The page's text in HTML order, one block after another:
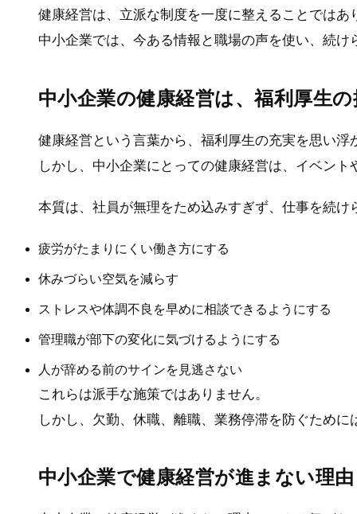
健康経営は、立派な制度を一度に整えることではあ
中小企業では、今ある情報と職場の声を使い、続
中小企業の健康経営は、福利厚生
健康経営という言葉から、福利厚生の充実を思い浮
しかし、中小企業にとっての健康経営は、イベン
本質は、社員が無理をため込みすぎず、仕事を続け
疲労がたまりにくい働き方にする
休みづらい空気を減らす
ストレスや体調不良を早めに相談できるようにする
管理職が部下の変化に気づけるようにする
人が辞める前のサインを見逃さない
これらは派手な施策ではありません。
しかし、欠勤、休職、離職、業務停滞を防ぐため
中小企業で健康経営が進まない理由